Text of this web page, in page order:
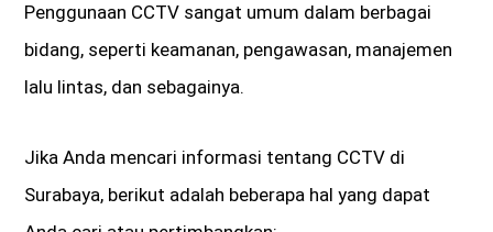
Penggunaan CCTV sangat umum dalam berbagai
bidang, seperti keamanan, pengawasan, manajemen
lalu lintas, dan sebagainya.
Jika Anda mencari informasi tentang CCTV di
Surabaya, berikut adalah beberapa hal yang dapat